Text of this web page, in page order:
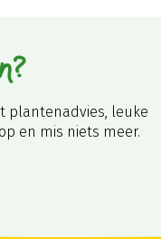
plantenadvies, leuke
en mis niets meer.